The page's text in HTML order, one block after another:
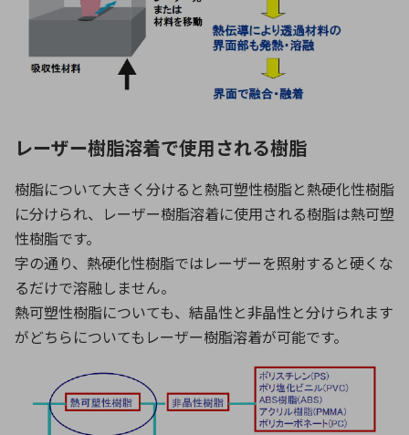
レーザー樹脂溶着で使用される樹脂
樹脂について大きく分けると熱可塑性樹脂と熱硬化性樹脂
に分けられ、レーザー樹脂溶着に使用される樹脂は熱可塑
性樹脂です。
字の通り、熱硬化性樹脂ではレーザーを照射すると硬くな
るだけで溶融しません。
熱可塑性樹脂についても、結晶性と非晶性と分けられます
がどちらについてもレーザー樹脂溶着が可能です。